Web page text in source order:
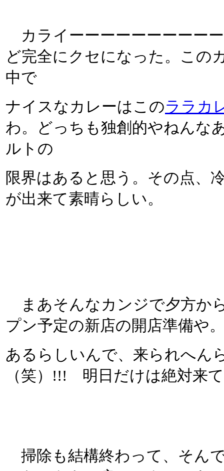
カライーーーーーーーーー
ど完全にクセになった。この
中で
ナイスなカレーはこのララカ
わ。どっちも独創的やねんな
ルトの
限界はあると思う。その点、
が出来て素晴らしい。
まあそんなカンジで夕方か
プン予定の新店の開店準備や
あるらしいんで、来られへん
（笑）!!! 明日だけは絶対来
掃除も結構終わって、そん